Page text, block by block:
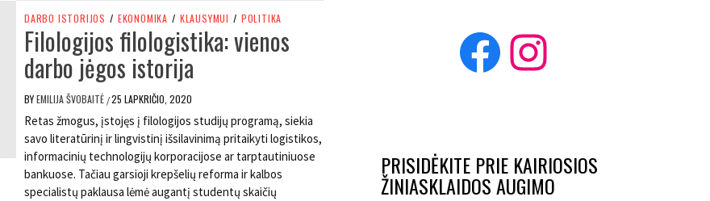
DARBO ISTORIJOS / EKONOMIKA / KLAUSYMUI / POLITIKA
Filologijos filologistika: vienos
darbo jėgos istorija
BYEMILIJA ŠVOBAITĖ /25 LAPKRIČIO, 2020
Retas žmogus, įstojęs į filologijos studijų programą, siekia
savo literatūrinį ir lingvistinį išsilavinimą pritaikyti logistikos,
informacinių technologijų korporacijose ar tarptautiniuose
bankuose. Tačiau garsioji krepšelių reforma ir kalbos
specialistų paklausa lėmė augantį studentų skaičių
Facebook
Instagram
PRISIDĖKITE PRIE KAIRIOSIOS
ŽINIASKLAIDOS AUGIMO